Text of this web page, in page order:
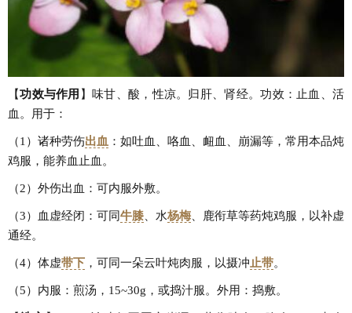
【功效与作用 】味甘、酸，性凉。归肝、肾经。功效：止血、活
血。用于：
（1）诸种劳伤出血 ：如吐血、咯血、衄血、崩漏等，常用本品炖
鸡服，能养血止血。
（2）外伤出血：可内服外敷。
（3）血虚经闭：可同牛膝、水杨梅、鹿衔草等药炖鸡服，以补虚
通经。
（4）体虚带下 ，可同一朵云叶炖肉服，以摄冲止带。
（5）内服：煎汤，15~30g，或捣汁服。外用：捣敷。